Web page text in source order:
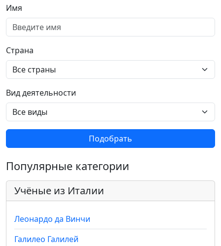
Имя
Страна
Вид деятельности
Подобрать
Популярные категории
Учёные из Италии
Леонардо да Винчи
Галилео Галилей